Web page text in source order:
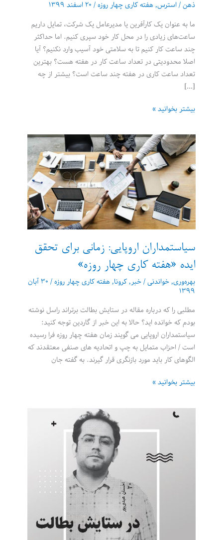
ذهن/استرس,هفته کاری چهار روزه/ ۲۰ اسفند ۱۳۹۹
ما به عنوان یک کارآفرین یا مدیرعامل یک شرکت، تمایل داریم
ساعت‌های زیادی را در محل کار خود سپری کنیم. اما حداکثر
چند ساعت کار کنیم تا به سلامتی خود آسیب وارد نکنیم؟ آیا
اصلا محدودیتی در تعداد ساعت کار در هفته هست؟ بهترین
تعداد ساعت کاری در هفته چند ساعت است؟ بیشتر از چه
[…]
حداکثر
ساعت
در
هفته
کار
کنیم
تا
به
سلامت‌مان
آسیب
نزنیم؟
بیشتر بخوانید »
سیاستمداران اروپایی: زمانی برای تحقق
ایده «هفته کاری چهار روزه»
بهره‌وری,خواندنی/خبر,کرونا,هفته کاری چهار روزه/ ۳۰ آبان
۱۳۹۹
مطلبی را که درباره مقاله در ستایش بطالت برتراند راسل نوشته
بودم که خوانده اید؟ حالا به این خبر از گاردین توجه کنید:
سیاستمداران اروپایی می گویند زمان هفته چهار روزه فرا رسیده
است / احزاب متمایل به چپ و اتحادیه های صنفی معتقدند که
الگوهای کار باید مورد بازنگری قرار گیرند. به گفته جان
سیاستمداران
زمانی
بیشتر بخوانید »